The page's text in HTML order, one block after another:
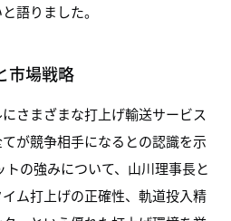
語りました。
市場戦略
さまざまな打上げ輸送サービス
が競争相手になるとの認識を示
の強みについて、山川理事長と
ム打上げの正確性、軌道投入精